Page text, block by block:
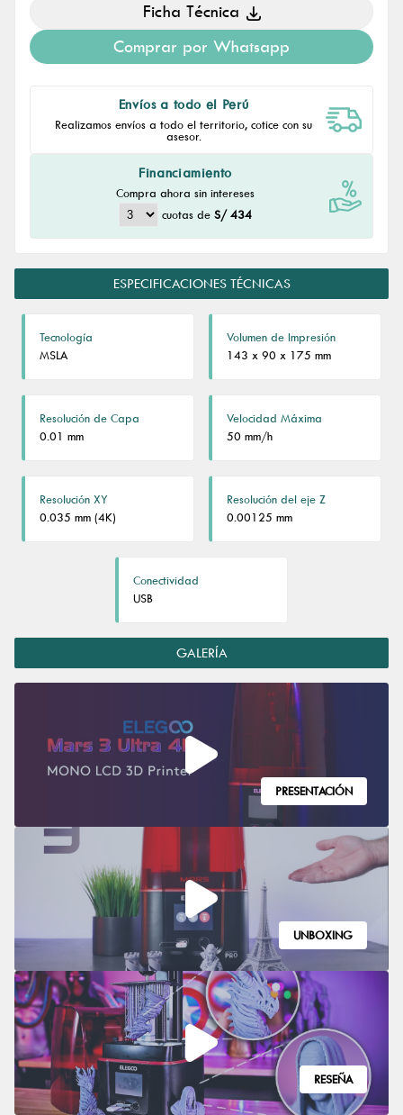
Ficha Técnica
Comprar por Whatsapp
Envíos a todo el Perú
Realizamos envíos a todo el territorio, cotice con su
asesor.
Financiamiento
Compra ahora sin intereses
cuotas deS/ 434
ESPECIFICACIONES TÉCNICAS
Tecnología
MSLA
Volumen de Impresión
143 x 90 x 175 mm
Resolución de Capa
0.01 mm
Velocidad Máxima
50 mm/h
Resolución XY
0.035 mm (4K)
Resolución del eje Z
0.00125 mm
Conectividad
USB
GALERÍA
PRESENTACIÓN
UNBOXING
RESEÑA